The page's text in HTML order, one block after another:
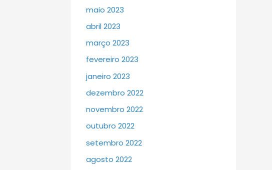
maio 2023
abril 2023
março 2023
fevereiro 2023
janeiro 2023
dezembro 2022
novembro 2022
outubro 2022
setembro 2022
agosto 2022